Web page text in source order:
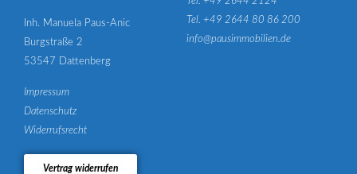
Inh. Manuela Paus-Anic
Burgstraße 2
53547 Dattenberg
Tel. +49 2644 80 86 200
info@pausimmobilien.de
Impressum
Datenschutz
Widerrufsrecht
Vertrag widerrufen